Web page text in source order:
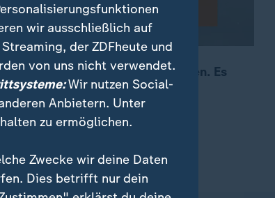
Tag der Arbeit Krawalle gegeben. Es
Polizei und Randalierern.
wir ausschließlich auf
der ZDFheute und
von uns nicht verwendet.
Wir nutzen Social-
Anbietern. Unter
zu ermöglichen.
Zwecke wir deine Daten
Dies betrifft nur dein